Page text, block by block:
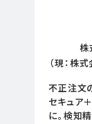
株
（現：株
不正注文
セキュア
に。検知